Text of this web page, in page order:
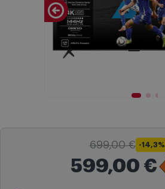
699,00 € -14,3%
599,00 €